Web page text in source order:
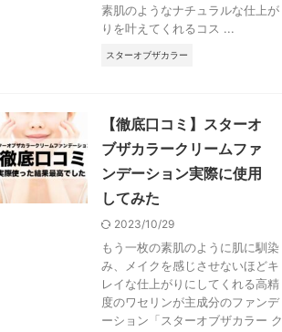
素肌のようなナチュラルな仕上が
りを叶えてくれるコス ...
スターオブザカラー
【徹底口コミ】スターオ
ブザカラークリームファ
ンデーション実際に使用
してみた
2023/10/29
もう一枚の素肌のように肌に馴染
み、メイクを感じさせないほどキ
レイな仕上がりにしてくれる高精
度のワセリンが主成分のファンデ
ーション「スターオブザカラー ク